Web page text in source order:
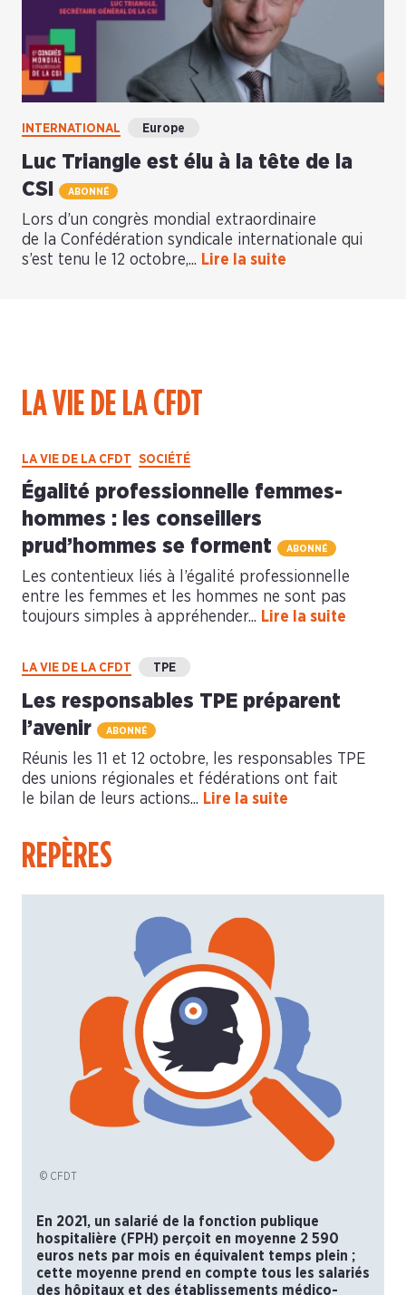
INTERNATIONAL Europe
Luc Triangle est élu à la tête de la
CSI
ABONNÉ
Lors d’un congrès mondial extraordinaire
de la Confédération syndicale internationale qui
s’est tenu le 12 octobre,... Lire la suite
LA VIE DE LA CFDT
LA VIE DE LA CFDT SOCIÉTÉ
Égalité professionnelle femmes-
hommes : les conseillers
prud’hommes se forment
ABONNÉ
Les contentieux liés à l’égalité professionnelle
entre les femmes et les hommes ne sont pas
toujours simples à appréhender... Lire la suite
LA VIE DE LA CFDT TPE
Les responsables TPE préparent
l’avenir
ABONNÉ
Réunis les 11 et 12 octobre, les responsables TPE
des unions régionales et fédérations ont fait
le bilan de leurs actions... Lire la suite
REPÈRES
© CFDT
En 2021, un salarié de la fonction publique
hospitalière (FPH) perçoit en moyenne 2 590
euros nets par mois en équivalent temps plein ;
cette moyenne prend en compte tous les salariés
des hôpitaux et des établissements médico-